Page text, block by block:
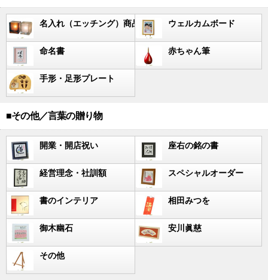
名入れ（エッチング）商品 ウェルカムボード
命名書 赤ちゃん筆
手形・足形プレート
■その他／言葉の贈り物
開業・開店祝い 座右の銘の書
経営理念・社訓額 スペシャルオーダー
書のインテリア 相田みつを
御木幽石 安川眞慈
その他